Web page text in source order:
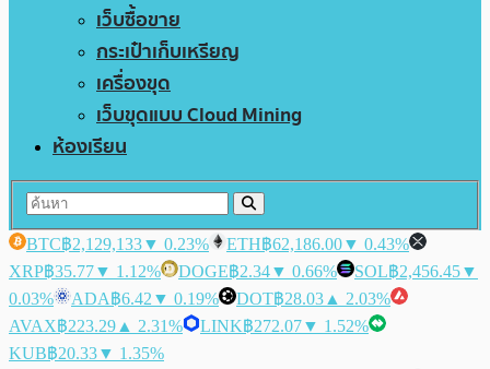
เว็บซื้อขาย
กระเป๋าเก็บเหรียญ
เครื่องขุด
เว็บขุดแบบ Cloud Mining
ห้องเรียน
BTC฿2,129,133▼ 0.23% ETH฿62,186.00▼ 0.43%
XRP฿35.77▼ 1.12% DOGE฿2.34▼ 0.66% SOL฿2,456.45▼
0.03%
ADA฿6.42 ▼ 0.19% DOT฿28.03 ▲ 2.03%
AVAX฿223.29 ▲ 2.31% LINK฿272.07▼ 1.52%
KUB฿20.33▼ 1.35%